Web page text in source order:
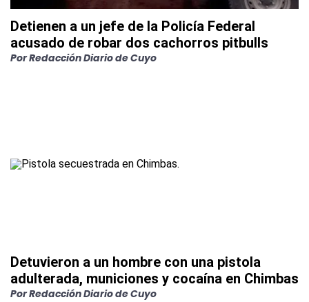
Detienen a un jefe de la Policía Federal
acusado de robar dos cachorros pitbulls
PorRedacción Diario de Cuyo
Detuvieron a un hombre con una pistola
adulterada, municiones y cocaína en Chimbas
PorRedacción Diario de Cuyo